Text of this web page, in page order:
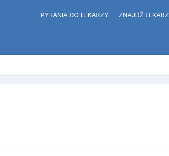
PYTANIA DO LEKARZY ZNAJDŹ